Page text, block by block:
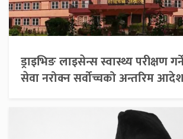
ड्राइभिङ लाइसेन्स स्वास्थ्य परीक्षण
सेवा नरोक्न सर्वोच्चको अन्तरिम